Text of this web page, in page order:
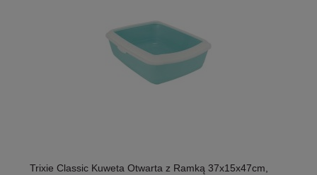
Trixie Classic Kuweta Otwarta z Ramką 37x15x47cm,